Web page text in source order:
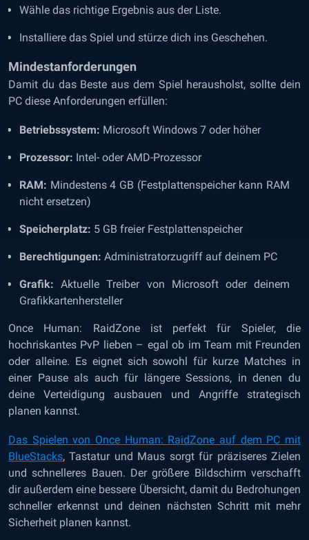
Wähle das richtige Ergebnis aus der Liste.
Installiere das Spiel und stürze dich ins Geschehen.
Mindestanforderungen
Damit du das Beste aus dem Spiel herausholst, sollte dein
PC diese Anforderungen erfüllen:
Betriebssystem: Microsoft Windows 7 oder höher
Prozessor: Intel- oder AMD-Prozessor
RAM: Mindestens 4 GB (Festplattenspeicher kann RAM
nicht ersetzen)
Speicherplatz: 5 GB freier Festplattenspeicher
Berechtigungen: Administratorzugriff auf deinem PC
Grafik: Aktuelle Treiber von Microsoft oder deinem
Grafikkartenhersteller
Once Human: RaidZone ist perfekt für Spieler, die
hochriskantes PvP lieben – egal ob im Team mit Freunden
oder alleine. Es eignet sich sowohl für kurze Matches in
einer Pause als auch für längere Sessions, in denen du
deine Verteidigung ausbauen und Angriffe strategisch
planen kannst.
Das Spielen von Once Human: RaidZone auf dem PC mit
BlueStacks, Tastatur und Maus sorgt für präziseres Zielen
und schnelleres Bauen. Der größere Bildschirm verschafft
dir außerdem eine bessere Übersicht, damit du Bedrohungen
schneller erkennst und deinen nächsten Schritt mit mehr
Sicherheit planen kannst.